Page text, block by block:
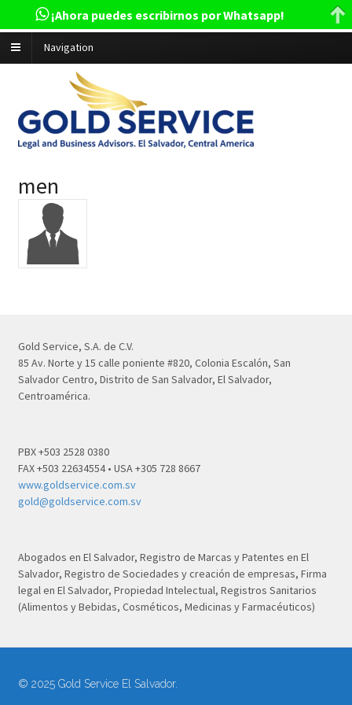
Navigation
men
Gold Service, S.A. de C.V.
85 Av. Norte y 15 calle poniente #820, Colonia Escalón, San
Salvador Centro, Distrito de San Salvador, El Salvador,
Centroamérica.
PBX +503 2528 0380
FAX +503 22634554 • USA +305 728 8667
www.goldservice.com.sv
gold@goldservice.com.sv
Abogados en El Salvador, Registro de Marcas y Patentes en El
Salvador, Registro de Sociedades y creación de empresas, Firma
legal en El Salvador, Propiedad Intelectual, Registros Sanitarios
(Alimentos y Bebidas, Cosméticos, Medicinas y Farmacéuticos)
© 2025 Gold Service El Salvador.
¡Ahora puedes escribirnos por Whatsapp!